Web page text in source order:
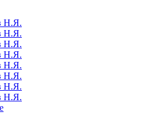
Н.Я.
Н.Я.
Н.Я.
Н.Я.
Н.Я.
Н.Я.
Н.Я.
Н.Я.